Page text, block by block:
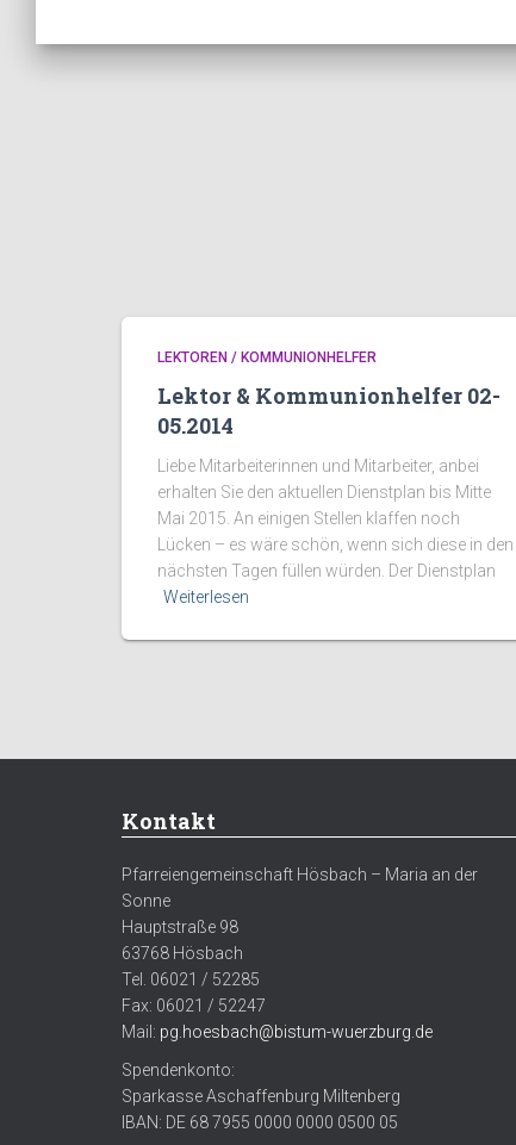
LEKTOREN / KOMMUNIONHELFER
Lektor & Kommunionhelfer 02-
05.2014
Liebe Mitarbeiterinnen und Mitarbeiter, anbei
erhalten Sie den aktuellen Dienstplan bis Mitte
Mai 2015. An einigen Stellen klaffen noch
Lücken – es wäre schön, wenn sich diese in den
nächsten Tagen füllen würden. Der Dienstplan
Weiterlesen
Kontakt
Pfarreiengemeinschaft Hösbach – Maria an der
Sonne
Hauptstraße 98
63768 Hösbach
Tel. 06021 / 52285
Fax: 06021 / 52247
Mail: pg.hoesbach@bistum-wuerzburg.de
Spendenkonto:
Sparkasse Aschaffenburg Miltenberg
IBAN: DE 68 7955 0000 0000 0500 05